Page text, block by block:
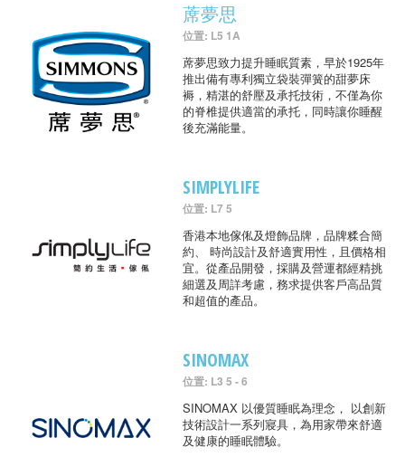
蓆夢思
位置: L5 1A
蓆夢思致力提升睡眠質素，早於1925年
推出備有專利獨立袋裝彈簧的甜夢床
褥，精湛的舒壓及承托技術，不僅為你
的脊椎提供適當的承托，同時讓你睡醒
後充滿能量。
SIMPLYLIFE
位置: L7 5
香港本地傢俬及燈飾品牌，品牌糅合簡
約、 時尚設計及舒適實用性，且價格相
宜。從產品開發，採購及營運都經精挑
細選及周詳考慮，務求提供客戶高品質
和超值的產品。
SINOMAX
位置: L3 5 - 6
SINOMAX 以優質睡眠為理念， 以創新
技術設計一系列寢具，為用家帶來舒適
及健康的睡眠體驗。